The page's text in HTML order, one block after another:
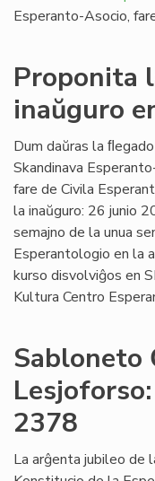
Esperanto-Asocio,
Proponita
inaŭguro
Dum daŭras la
Skandinava
fare de Civila
la inaŭguro: 26 junio
semajno de la unua
Esperantologio en la
kurso disvolviĝos en
Kultura Centro
Sabloneto
2378
La arĝenta jubileo de